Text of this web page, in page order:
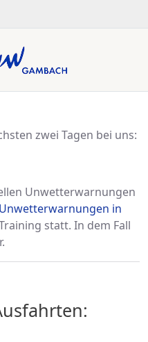
zwei Tagen bei uns:
Unwetterwarnungen
Unwetterwarnungen in
statt. In dem Fall